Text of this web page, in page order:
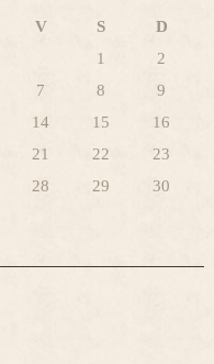
V S
D
1
2
7 8
9
14 15
16
21 22
23
28 29
30